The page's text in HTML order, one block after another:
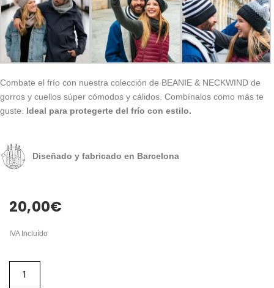
Combate el frío con nuestra colección de BEANIE & NECKWIND de
gorros y cuellos súper cómodos y cálidos. Combínalos como más te
guste.
Ideal para protegerte del frío con estilo.
Diseñado y fabricado en Barcelona
20,00€
IVA Incluído